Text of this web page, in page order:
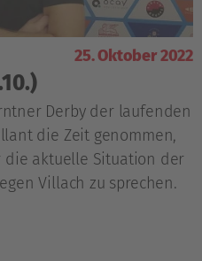
25. Oktober 2022
Derby der laufenden
die Zeit genommen,
die aktuelle Situation der
Villach zu sprechen.